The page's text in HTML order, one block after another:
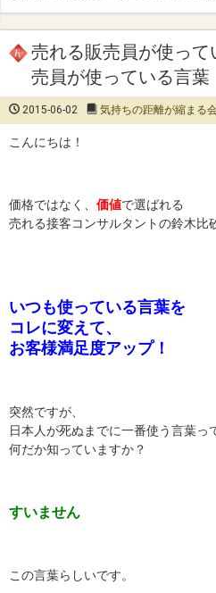
売れる販売員が使っ
売員が使っている言葉
2015-06-02 気持ちの距離が縮まる
こんにちは！
価格ではなく、 価値で選ばれる
売れる接客コンサルタントの鈴木比
いつも使っている言葉を
コレに変えて、
お客様満足度アップ！
突然ですが、
日本人が死ぬまでに一番使う言葉っ
何だか知っていますか？
すいません
この言葉らしいです。